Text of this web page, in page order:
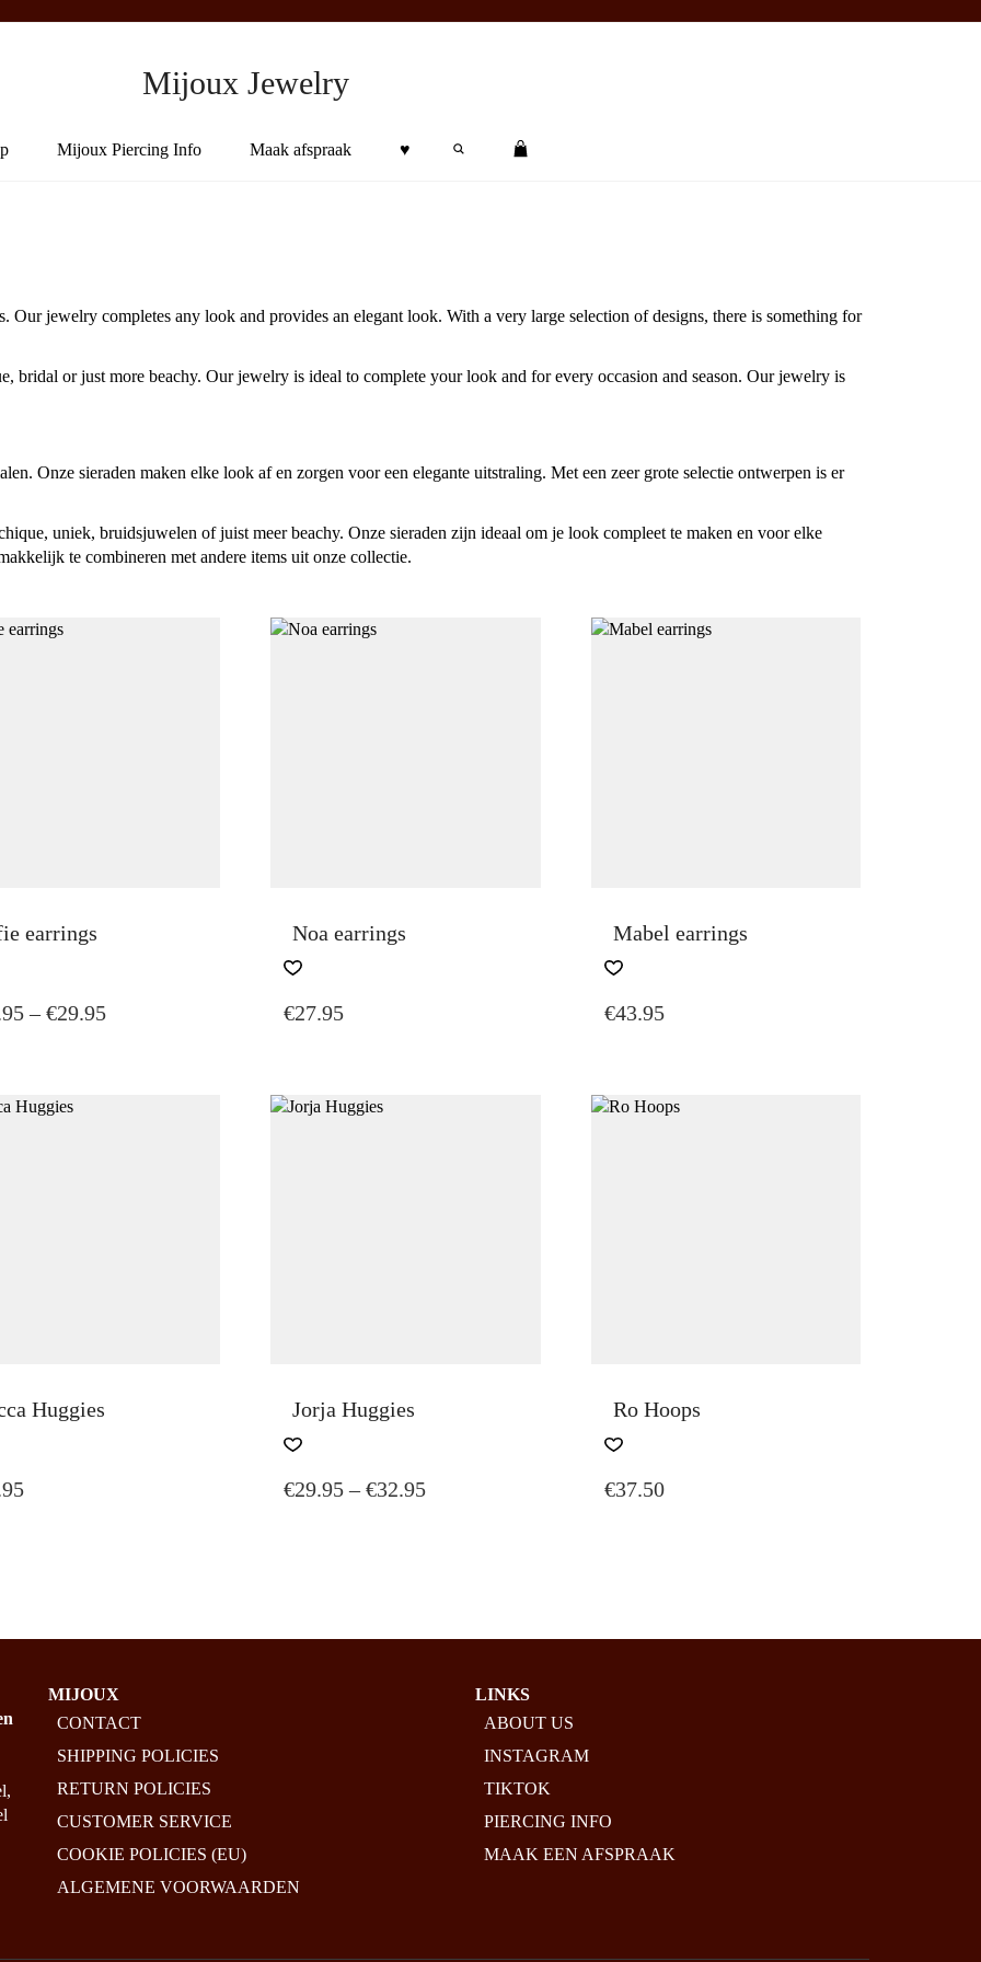
Mijoux Jewelry
Mijoux Piercing Info Maak afspraak ♥︎
jewelry completes any look and provides an elegant look. With a very large selection of designs, there is something for
bridal or just more beachy. Our jewelry is ideal to complete your look and for every occasion and season. Our jewelry is
Onze sieraden maken elke look af en zorgen voor een elegante uitstraling. Met een zeer grote selectie ontwerpen is er
uniek, bruidsjuwelen of juist meer beachy. Onze sieraden zijn ideaal om je look compleet te maken en voor elke
te combineren met andere items uit onze collectie.
earrings
– €29.95PRICE
Noa earrings
€27.95
Mabel earrings
€43.95
Huggies Jorja Huggies
THIS
HAS
BE
€29.95 – €32.95PRICE
Ro Hoops
€37.50
MIJOUX
CONTACT
SHIPPING POLICIES
RETURN POLICIES
CUSTOMER SERVICE
COOKIE POLICIES (EU)
ALGEMENE VOORWAARDEN
LINKS
ABOUT US
INSTAGRAM
TIKTOK
PIERCING INFO
MAAK EEN AFSPRAAK